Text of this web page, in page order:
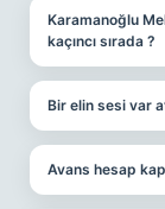
Karamanoğlu
kaçıncı sırada ?
Bir elin sesi var
Avans hesap